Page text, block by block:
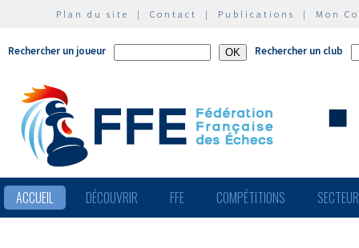
Plan du site | Contact | Publications | Mon
Rechercher un joueur Rechercher un club
ACCUEIL DÉCOUVRIR FFE COMPÉTITIONS